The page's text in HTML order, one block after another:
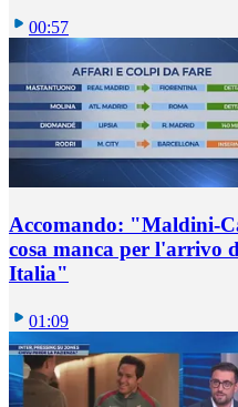
00:57
Accomando: "Maldini-
cosa manca per l'arrivo
Italia"
01:09